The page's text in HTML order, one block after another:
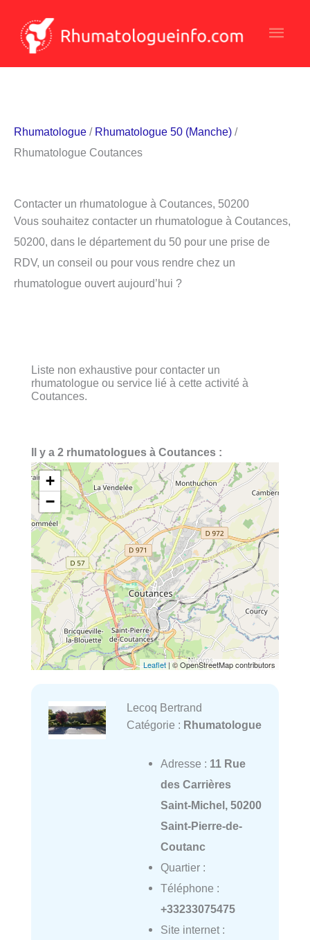
contenu
Rhumatologue / Rhumatologue 50 (Manche) /
Rhumatologue Coutances
Contacter un rhumatologue à Coutances, 50200
Vous souhaitez contacter un rhumatologue à Coutances,
50200, dans le département du 50 pour une prise de
RDV, un conseil ou pour vous rendre chez un
rhumatologue ouvert aujourd’hui ?
Liste non exhaustive pour contacter un
rhumatologue ou service lié à cette activité à
Coutances.
Il y a 2 rhumatologues à Coutances :
+
−
Leaflet | © OpenStreetMap contributors
Lecoq Bertrand
Catégorie : Rhumatologue
Adresse : 11 Rue
des Carrières
Saint-Michel, 50200
Saint-Pierre-de-
Coutanc
Quartier :
Téléphone :
+33233075475
Site internet :